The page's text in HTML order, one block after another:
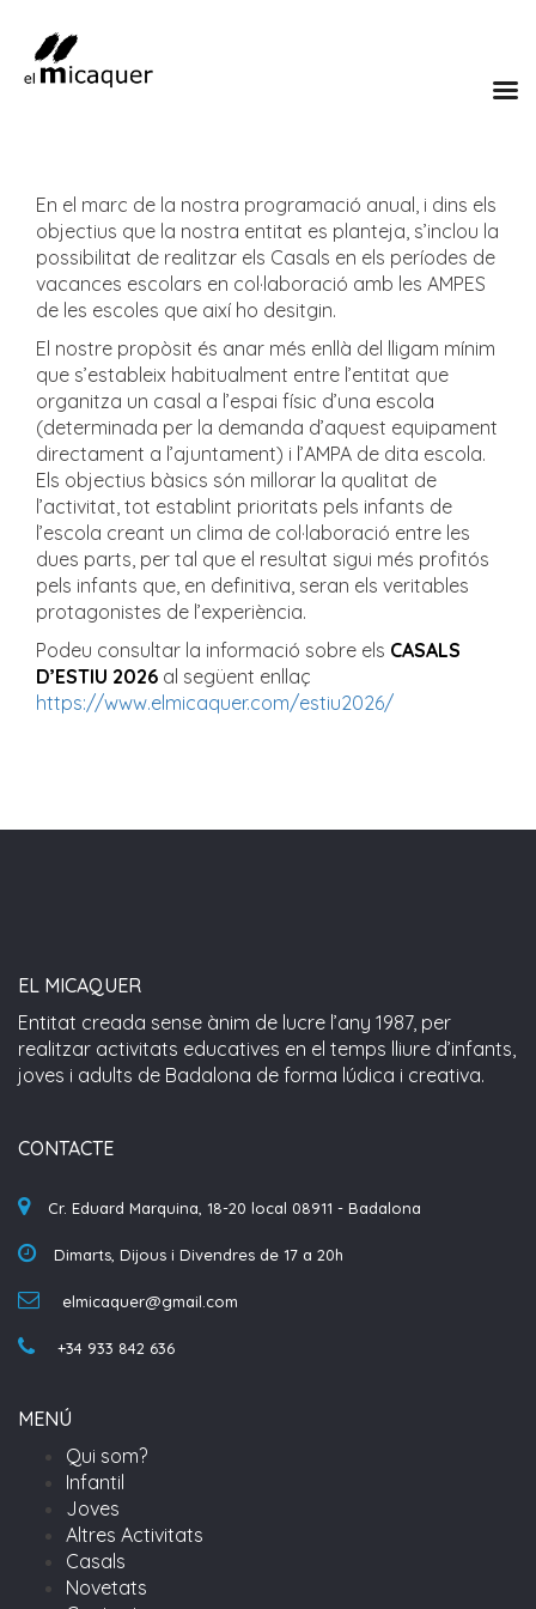
En el marc de la nostra programació anual, i dins els
objectius que la nostra entitat es planteja, s’inclou la
possibilitat de realitzar els Casals en els períodes de
vacances escolars en col·laboració amb les AMPES
de les escoles que així ho desitgin.
El nostre propòsit és anar més enllà del lligam mínim
que s’estableix habitualment entre l’entitat que
organitza un casal a l’espai físic d’una escola
(determinada per la demanda d’aquest equipament
directament a l’ajuntament) i l’AMPA de dita escola.
Els objectius bàsics són millorar la qualitat de
l’activitat, tot establint prioritats pels infants de
l’escola creant un clima de col·laboració entre les
dues parts, per tal que el resultat sigui més profitós
pels infants que, en definitiva, seran els veritables
protagonistes de l’experiència.
Podeu consultar la informació sobre els CASALS
D’ESTIU 2026 al següent enllaç
https://www.elmicaquer.com/estiu2026/
EL MICAQUER
Entitat creada sense ànim de lucre l’any 1987, per
realitzar activitats educatives en el temps lliure d’infants,
joves i adults de Badalona de forma lúdica i creativa.
CONTACTE
Cr. Eduard Marquina, 18-20 local 08911 - Badalona
Dimarts, Dijous i Divendres de 17 a 20h
elmicaquer@gmail.com
+34 933 842 636
MENÚ
Qui som?
Infantil
Joves
Altres Activitats
Casals
Novetats